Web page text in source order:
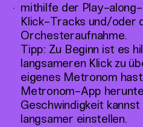
mithilfe der Play-
Klick-Tracks und/oder
Orchesteraufnahme.
Tipp: Zu Beginn ist es
langsameren Klick zu
eigenes Metronom
Metronom-App
Geschwindigkeit kannst
langsamer einstellen.